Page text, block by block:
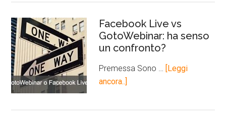
Facebook Live vs
GotoWebinar: ha senso
un confronto?
Premessa Sono …
[Leggi
ancora..]